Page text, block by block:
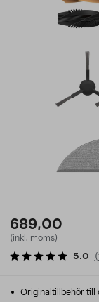
689,00
(inkl. moms)
5.0 (
Originaltillbehör till